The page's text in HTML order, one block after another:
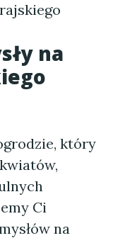
na
który
Ci
na